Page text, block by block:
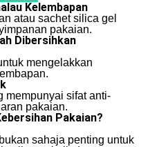
Kelembapan
atau sachet silica gel
pakaian.
Dibersihkan
mengelakkan
mempunyai sifat anti-
pakaian.
Pakaian?
sahaja penting untuk